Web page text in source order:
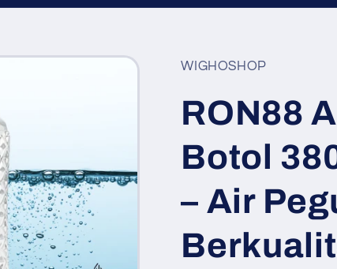
WIGHOSHOP
RON88
Botol
– Air